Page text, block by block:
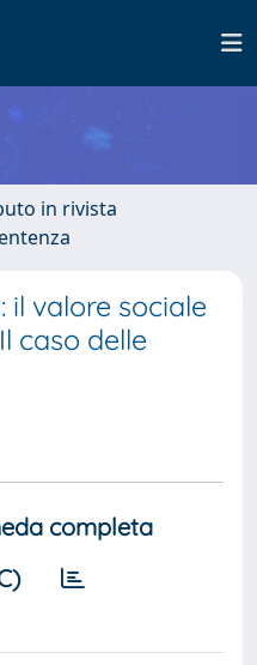
in rivista
il valore sociale
caso delle
completa